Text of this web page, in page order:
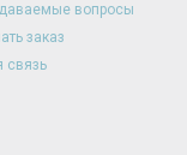
вопросы
заказ
связь